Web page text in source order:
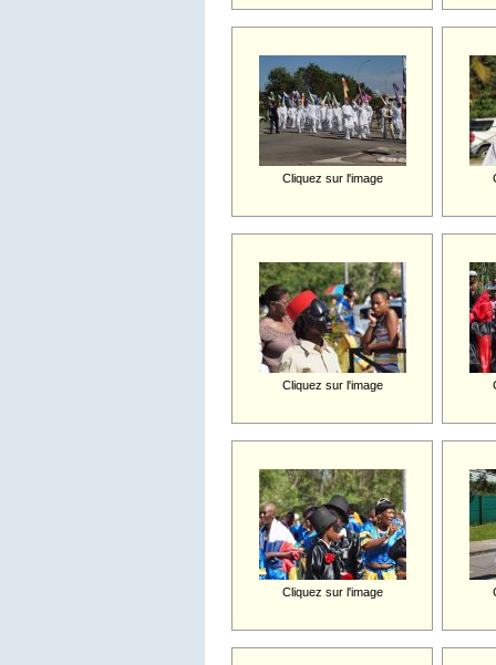
Cliquez sur l'image
Cliquez sur l'image
Cliquez sur l'image